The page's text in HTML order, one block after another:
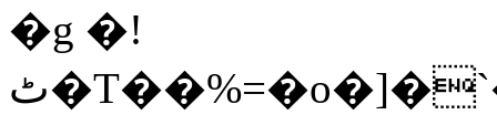
�g �!
ٹ�T��%=�o�]�`�8mxݽ������˳���0�n̾X'��3ǘ9����������I�&��G�������z>��]�%��/